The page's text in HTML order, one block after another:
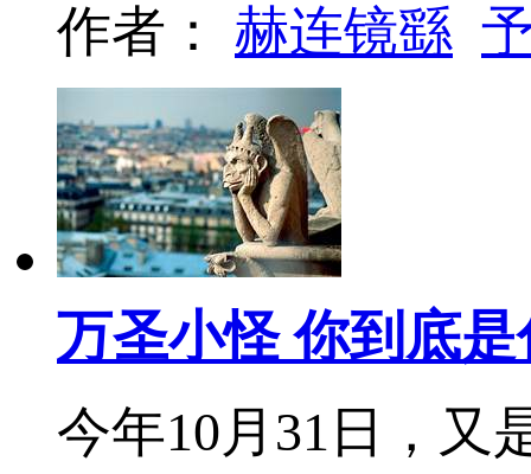
作者： 赫连镜繇
万圣小怪 你到底
今年10月31日，又